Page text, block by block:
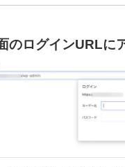
のログインURLに